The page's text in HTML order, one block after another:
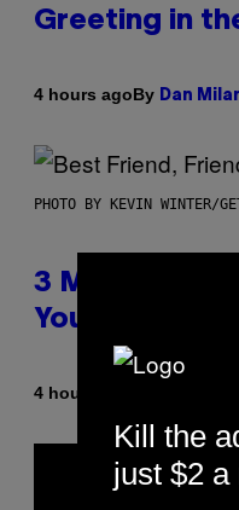
Greeting in
4 hours agoBy Dan
PHOTO BY KEVIN WINTER/
3 Millennial
You Think of
4 hours ago
Kill the
just $2 a